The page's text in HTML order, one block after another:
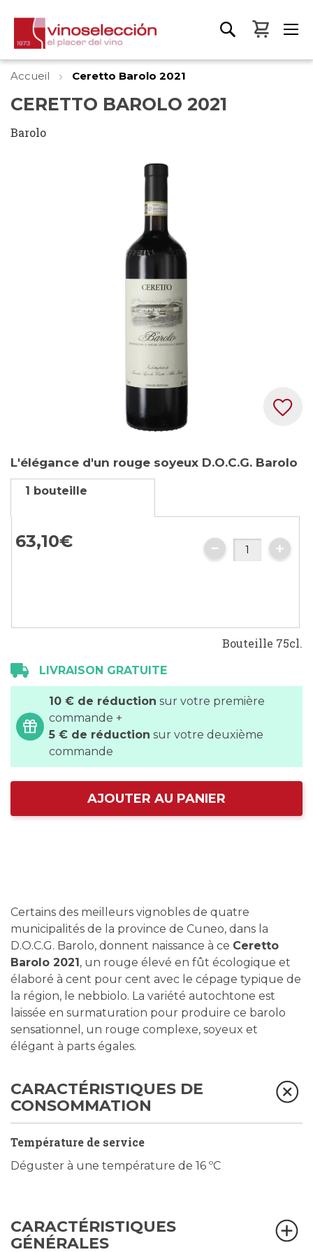
Mon
Accueil Ceretto Barolo 2021
CERETTO BAROLO 2021
Barolo
to
the
of
the
images
L'élégance d'un rouge soyeux D.O.C.G. Barolo
1 bouteille
63,10€
Bouteille 75cl.
LIVRAISON GRATUITE
10 € de réduction sur votre première
commande +
5 € de réduction sur votre deuxième
commande
AJOUTER AU PANIER
Certains des meilleurs vignobles de quatre
municipalités de la province de Cuneo, dans la
D.O.C.G. Barolo, donnent naissance à ce Ceretto
Barolo 2021, un rouge élevé en fût écologique et
élaboré à cent pour cent avec le cépage typique de
la région, le nebbiolo. La variété autochtone est
laissée en surmaturation pour produire ce barolo
sensationnel, un rouge complexe, soyeux et
élégant à parts égales.
CARACTÉRISTIQUES DE
CONSOMMATION
Température de service
Déguster à une température de 16 ºC
CARACTÉRISTIQUES
GÉNÉRALES